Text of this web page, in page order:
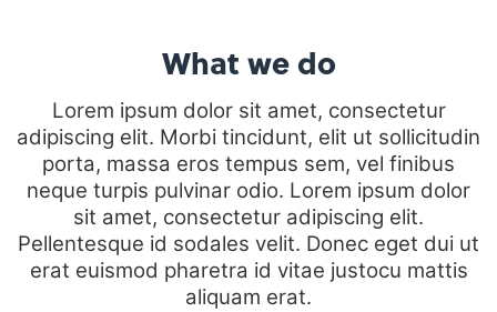
What we do
Lorem ipsum dolor sit amet, consectetur
adipiscing elit. Morbi tincidunt, elit ut sollicitudin
porta, massa eros tempus sem, vel finibus
neque turpis pulvinar odio. Lorem ipsum dolor
sit amet, consectetur adipiscing elit.
Pellentesque id sodales velit. Donec eget dui ut
erat euismod pharetra id vitae justocu mattis
aliquam erat.